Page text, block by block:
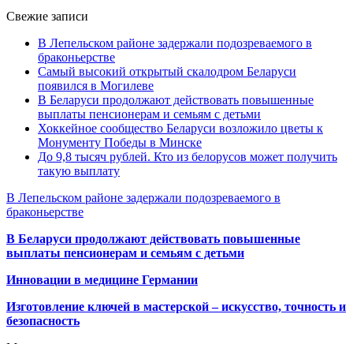
Свежие записи
В Лепельском районе задержали подозреваемого в
браконьерстве
Самый высокий открытый скалодром Беларуси
появился в Могилеве
В Беларуси продолжают действовать повышенные
выплаты пенсионерам и семьям с детьми
Хоккейное сообщество Беларуси возложило цветы к
Монументу Победы в Минске
До 9,8 тысяч рублей. Кто из белорусов может получить
такую выплату
В Лепельском районе задержали подозреваемого в
браконьерстве
В Беларуси продолжают действовать повышенные
выплаты пенсионерам и семьям с детьми
Инновации в медицине Германии
Изготовление ключей в мастерской – искусство, точность и
безопасность